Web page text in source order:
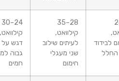
לעיתים שילוב
שני מעגלי
קילוואט, עם
דגש על הספק
גבוה למים